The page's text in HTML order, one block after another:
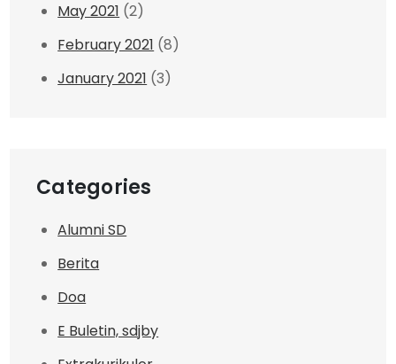
May 2021 (2)
February 2021 (8)
January 2021 (3)
Categories
Alumni SD
Berita
Doa
E Buletin, sdjby